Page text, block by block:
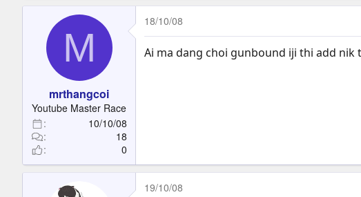
M
mrthangcoi
Youtube Master Race
10/10/08
18
0
18/10/08
Ai ma dang choi gunbound iji thi add nik
19/10/08